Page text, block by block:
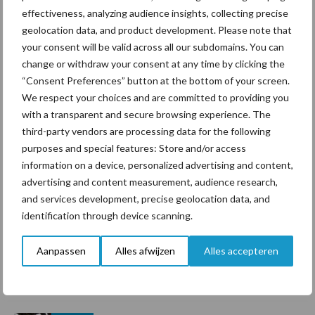
effectiveness, analyzing audience insights, collecting precise
geolocation data, and product development. Please note that
your consent will be valid across all our subdomains. You can
change or withdraw your consent at any time by clicking the
“Consent Preferences” button at the bottom of your screen.
We respect your choices and are committed to providing you
with a transparent and secure browsing experience. The
third-party vendors are processing data for the following
purposes and special features: Store and/or access
information on a device, personalized advertising and content,
advertising and content measurement, audience research,
and services development, precise geolocation data, and
identification through device scanning.
Aanpassen Alles afwijzen Alles accepteren
Primaire
Sidebar
Recent nieuws Partner nieuws
ForFarmers ziet volume en
marktaandeel groeien in krimpende
Nederlandse markt
6 aug
Tien praktische tips voor een
langere levensduur
5 aug
“Vraag naar praktische
hygieneoplossingen is in Polen
Toon meer